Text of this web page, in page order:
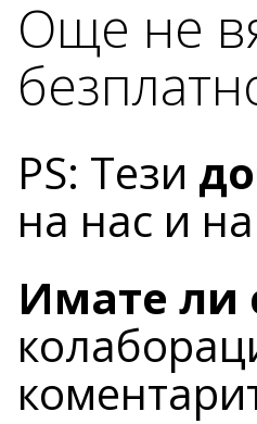
Още не
PS: Тези
на нас и
Имате ли